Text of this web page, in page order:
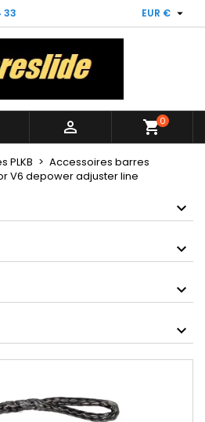
33 EUR € 
 shopping_cart0
PLKB
Accessoires barres
V6 depower adjuster line
×
×
×
pour ajouter des produits
((loginText))